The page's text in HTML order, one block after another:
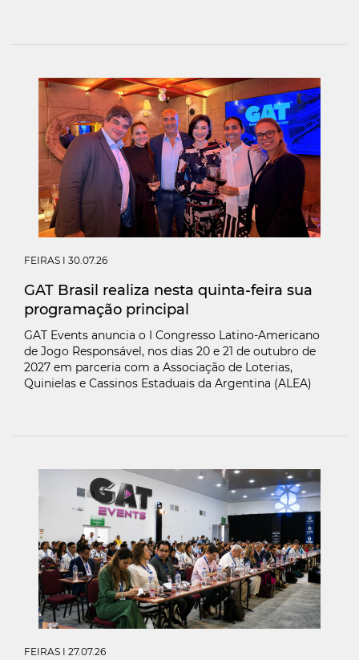
FEIRAS I 30.07.26
GAT Brasil realiza nesta quinta-feira sua
programação principal
GAT Events anuncia o I Congresso Latino-Americano
de Jogo Responsável, nos dias 20 e 21 de outubro de
2027 em parceria com a Associação de Loterias,
Quinielas e Cassinos Estaduais da Argentina (ALEA)
FEIRAS I 27.07.26